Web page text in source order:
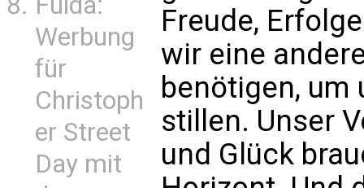
Werbung
für
Christoph
er Street
Day mit
Freude,
wir eine
benötigen, um
stillen. Unser
und Glück